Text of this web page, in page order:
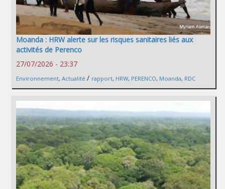
Moanda : HRW alerte sur les risques sanitaires liés aux
activités de Perenco
27/07/2026 - 23:37
Environnement, Actualité / rapport, HRW, PERENCO, Moanda, RDC